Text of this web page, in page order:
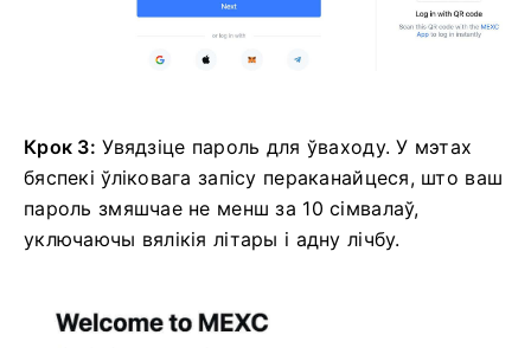
Крок 3: Увядзіце пароль для ўваходу.У мэтах
бяспекі ўліковага запісу пераканайцеся, што ваш
пароль змяшчае не менш за 10 сімвалаў,
уключаючы вялікія літары і адну лічбу.